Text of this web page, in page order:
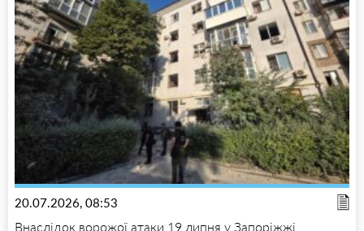
20.07.2026, 08:53
Внаслідок ворожої атаки 19 липня у Запоріжжі